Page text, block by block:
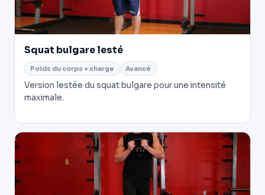
Squat bulgare lesté
Poids du corps + charge Avancé
Version lestée du squat bulgare pour une intensité
maximale.